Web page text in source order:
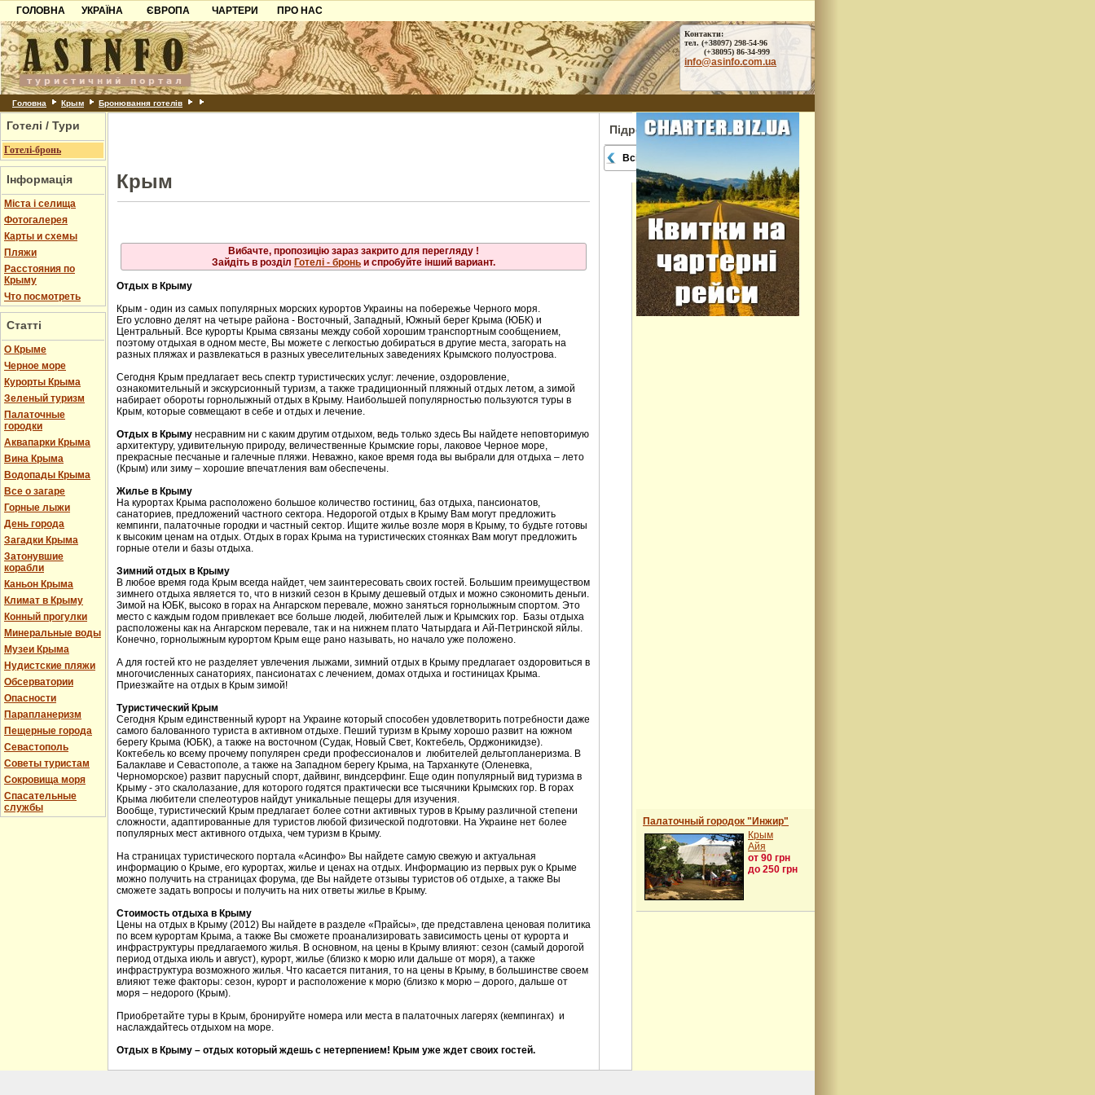
ГОЛОВНА
УКРАЇНА
Карпати
Азов
Причорноморря
Шацьк
ЄВРОПА
Чорногорія
Хорватія
Болгарія
Албанія
ЧАРТЕРИ
ПРО НАС
Контакти
Партнерам
Додати готель
Контакти:
тел. (+38097) 298-54-96
(+38095) 86-34-999
info@asinfo.com.ua
Головна Крым Бронювання готелів
Готелі / Тури
Готелі-бронь
Інформація
Міста і селища
Фотогалерея
Карты и схемы
Пляжи
Расстояния по
Крыму
Что посмотреть
Статті
О Крыме
Черное море
Курорты Крыма
Зеленый туризм
Палаточные
городки
Аквапарки Крыма
Вина Крыма
Водопады Крыма
Все о загаре
Горные лыжи
День города
Загадки Крыма
Затонувшие
корабли
Каньон Крыма
Климат в Крыму
Конный прогулки
Минеральные воды
Музеи Крыма
Нудистские пляжи
Обсерватории
Опасности
Парапланеризм
Пещерные города
Севастополь
Советы туристам
Сокровища моря
Спасательные
службы
Крым
Вибачте, пропозицію зараз закрито для перегляду !
Зайдіть в розділ Готелі - бронь и спробуйте інший вариант.
Отдых в Крыму
Крым - один из самых популярных морских курортов Украины на побережье Черного моря.
Его условно делят на четыре района - Восточный, Западный, Южный берег Крыма (ЮБК) и
Центральный. Все курорты Крыма связаны между собой хорошим транспортным сообщением,
поэтому отдыхая в одном месте, Вы можете с легкостью добираться в другие места, загорать на
разных пляжах и развлекаться в разных увеселительных заведениях Крымского полуострова.
Сегодня Крым предлагает весь спектр туристических услуг: лечение, оздоровление,
ознакомительный и экскурсионный туризм, а также традиционный пляжный отдых летом, а зимой
набирает обороты горнолыжный отдых в Крыму. Наибольшей популярностью пользуются туры в
Крым, которые совмещают в себе и отдых и лечение.
Отдых в Крыму несравним ни с каким другим отдыхом, ведь только здесь Вы найдете неповторимую
архитектуру, удивительную природу, величественные Крымские горы, лаковое Черное море,
прекрасные песчаные и галечные пляжи. Неважно, какое время года вы выбрали для отдыха – лето
(Крым) или зиму – хорошие впечатления вам обеспечены.
Жилье в Крыму
На курортах Крыма расположено большое количество гостиниц, баз отдыха, пансионатов,
санаториев, предложений частного сектора. Недорогой отдых в Крыму Вам могут предложить
кемпинги, палаточные городки и частный сектор. Ищите жилье возле моря в Крыму, то будьте готовы
к высоким ценам на отдых. Отдых в горах Крыма на туристических стоянках Вам могут предложить
горные отели и базы отдыха.
Зимний отдых в Крыму
В любое время года Крым всегда найдет, чем заинтересовать своих гостей. Большим преимуществом
зимнего отдыха является то, что в низкий сезон в Крыму дешевый отдых и можно сэкономить деньги.
Зимой на ЮБК, высоко в горах на Ангарском перевале, можно заняться горнолыжным спортом. Это
место с каждым годом привлекает все больше людей, любителей лыж и Крымских гор. Базы отдыха
расположены как на Ангарском перевале, так и на нижнем плато Чатырдага и Ай-Петринской яйлы.
Конечно, горнолыжным курортом Крым еще рано называть, но начало уже положено.
А для гостей кто не разделяет увлечения лыжами, зимний отдых в Крыму предлагает оздоровиться в
многочисленных санаториях, пансионатах с лечением, домах отдыха и гостиницах Крыма.
Приезжайте на отдых в Крым зимой!
Туристический Крым
Сегодня Крым единственный курорт на Украине который способен удовлетворить потребности даже
самого балованного туриста в активном отдыхе. Пеший туризм в Крыму хорошо развит на южном
берегу Крыма (ЮБК), а также на восточном (Судак, Новый Свет, Коктебель, Орджоникидзе).
Коктебель ко всему прочему популярен среди профессионалов и любителей дельтопланеризма. В
Балаклаве и Севастополе, а также на Западном берегу Крыма, на Тарханкуте (Оленевка,
Черноморское) развит парусный спорт, дайвинг, виндсерфинг. Еще один популярный вид туризма в
Крыму - это скалолазание, для которого годятся практически все тысячники Крымских гор. В горах
Крыма любители спелеотуров найдут уникальные пещеры для изучения.
Вообще, туристический Крым предлагает более сотни активных туров в Крыму различной степени
сложности, адаптированные для туристов любой физической подготовки. На Украине нет более
популярных мест активного отдыха, чем туризм в Крыму.
На страницах туристического портала «Асинфо» Вы найдете самую свежую и актуальная
информацию о Крыме, его курортах, жилье и ценах на отдых. Информацию из первых рук о Крыме
можно получить на страницах форума, где Вы найдете отзывы туристов об отдыхе, а также Вы
сможете задать вопросы и получить на них ответы жилье в Крыму.
Стоимость отдыха в Крыму
Цены на отдых в Крыму (2012) Вы найдете в разделе «Прайсы», где представлена ценовая политика
по всем курортам Крыма, а также Вы сможете проанализировать зависимость цены от курорта и
инфраструктуры предлагаемого жилья. В основном, на цены в Крыму влияют: сезон (самый дорогой
период отдыха июль и август), курорт, жилье (близко к морю или дальше от моря), а также
инфраструктура возможного жилья. Что касается питания, то на цены в Крыму, в большинстве своем
влияют теже факторы: сезон, курорт и расположение к морю (близко к морю – дорого, дальше от
моря – недорого (Крым).
Приобретайте туры в Крым, бронируйте номера или места в палаточных лагерях (кемпингах) и
наслаждайтесь отдыхом на море.
Отдых в Крыму – отдых который ждешь с нетерпением! Крым уже ждет своих гостей.
Підрозділи
Всі міста
Айя
Алупка
Алушта
Гурзуф
Ласпі
Місхор
Палаточный городок "Инжир"
Крым
Айя
от 90 грн
до 250 грн